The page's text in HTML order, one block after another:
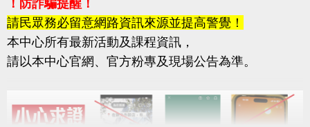
！防詐騙提醒！
請民眾務必留意網路資訊來源並提高警覺！
本中心所有最新活動及課程資訊，
請以本中心官網、官方粉專及現場公告為準。